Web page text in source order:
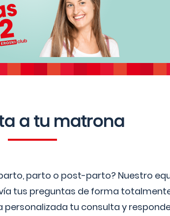
a tu matrona
parto o post-parto? Nuestro
tus preguntas de forma
tu consulta y